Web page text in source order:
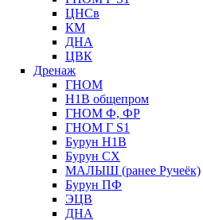
ЦНСв
КМ
ДНА
ЦВК
Дренаж
ГНОМ
Н1В общепром
ГНОМ Ф, ФР
ГНОМ Г S1
Бурун Н1В
Бурун СХ
МАЛЫШ (ранее Ручеёк)
Бурун ПФ
ЭЦВ
ДНА